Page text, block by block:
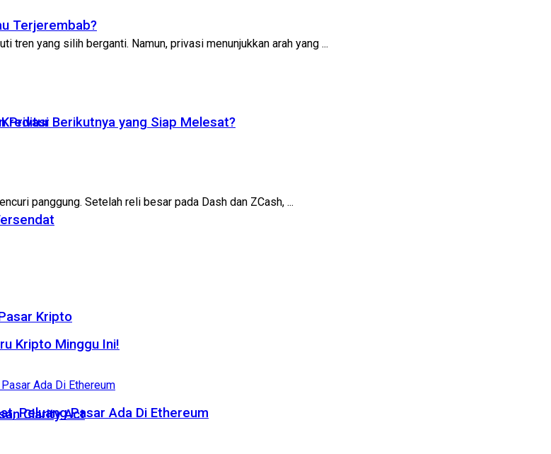
Terjerembab?
Kripto
Clarity Act
tren yang silih berganti. Namun, privasi menunjukkan arah yang ...
Privasi Berikutnya yang Siap Melesat?
panggung. Setelah reli besar pada Dash dan ZCash, ...
Kripto Minggu Ini!
Peluang Pasar Ada Di Ethereum